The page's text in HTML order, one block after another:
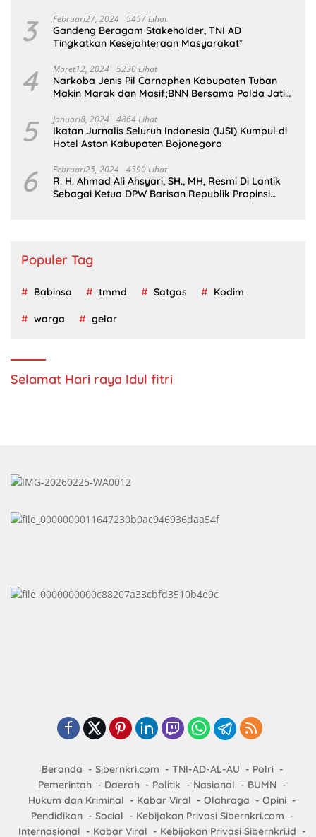
3 Februari27, 2024 5457 Lihat
Gandeng Beragam Stakeholder, TNI AD
Tingkatkan Kesejahteraan Masyarakat*
4 Maret12, 2024 5230 Lihat
Narkoba Jenis Pil Carnophen Kabupaten Tuban
Makin Marak dan Masif;BNN Bersama Polda Jatim
5 Januari8, 2024 4864 Lihat
Ikatan Jurnalis Seluruh Indonesia (IJSI) Kumpul di
Hotel Aston Kabupaten Bojonegoro
6 Februari25, 2024 4590 Lihat
R. H. Ahmad Ali Ahsyari, SH., MH, Resmi Di Lantik
Sebagai Ketua DPW Barisan Republik Propinsi
Populer Tag
Babinsa tmmd Satgas Kodim
warga gelar
Selamat Hari raya Idul fitri
Beranda Sibernkri.com TNI-AD-AL-AU
Polri
Pemerintah
Daerah Politik Nasional
BUMN
Hukum dan Kriminal
Kabar Viral Olahraga
Opini
Pendidikan
Social
Kebijakan Privasi Sibernkri.com
Internasional
Kabar Viral Kebijakan Privasi Sibernkri.id